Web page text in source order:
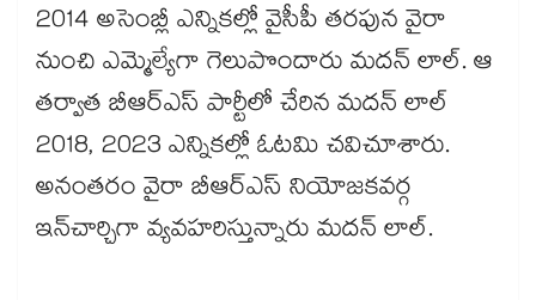
2014 అసెంబ్లీ ఎన్నికల్లో వైసీపీ తరపున వైరా
నుంచి ఎమ్మెల్యేగా గెలుపొందారు మదన్ లాల్. ఆ
తర్వాత బీఆర్‌ఎస్‌ పార్టీలో చేరిన మదన్ లాల్
2018, 2023 ఎన్నికల్లో ఓటమి చవిచూశారు.
అనంతరం వైరా బీఆర్‌ఎస్‌ నియోజకవర్గ
ఇన్‌చార్చిగా వ్యవహరిస్తున్నారు మదన్ లాల్.